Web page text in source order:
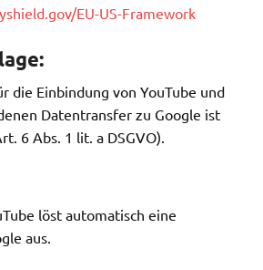
EU-US-Framework
die Einbindung von YouTube und
Datentransfer zu Google ist
6 Abs. 1 lit. a DSGVO).
löst automatisch eine
aus.